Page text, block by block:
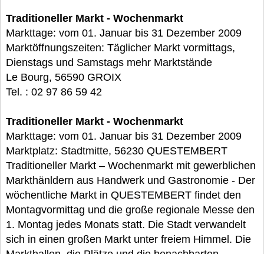
Traditioneller Markt - Wochenmarkt
Markttage: vom 01. Januar bis 31 Dezember 2009
Marktöffnungszeiten: Täglicher Markt vormittags,
Dienstags und Samstags mehr Marktstände
Le Bourg, 56590 GROIX
Tel. : 02 97 86 59 42
Traditioneller Markt - Wochenmarkt
Markttage: vom 01. Januar bis 31 Dezember 2009
Marktplatz: Stadtmitte, 56230 QUESTEMBERT
Traditioneller Markt – Wochenmarkt mit gewerblichen
Markthänldern aus Handwerk und Gastronomie - Der
wöchentliche Markt in QUESTEMBERT findet den
Montagvormittag und die große regionale Messe den
1. Montag jedes Monats statt. Die Stadt verwandelt
sich in einen großen Markt unter freiem Himmel. Die